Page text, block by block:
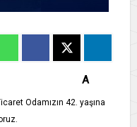
A
Odamızın 42. yaşına